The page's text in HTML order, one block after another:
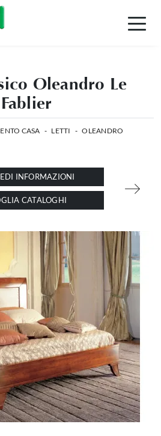
Oleandro Le
Fablier
CASA - LETTI - OLEANDRO
INFORMAZIONI
CATALOGHI